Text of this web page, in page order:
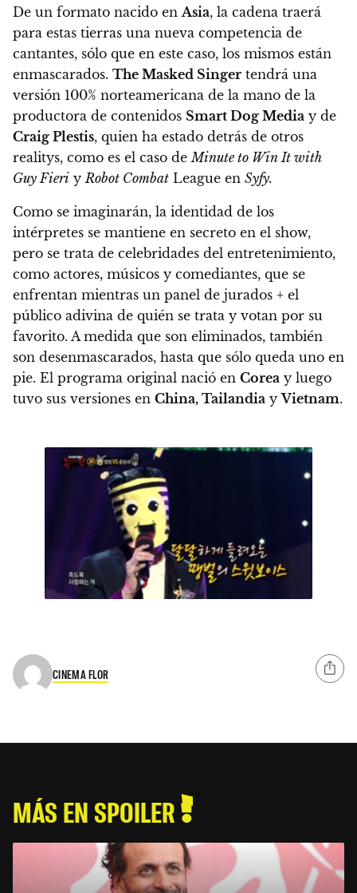
De un formato nacido enAsia, la cadena traerá
para estas tierras una nueva competencia de
cantantes, sólo que en este caso, los mismos están
enmascarados. The Masked Singer tendrá una
versión 100% norteamericana de la mano de la
productora de contenidos Smart Dog Media y de
Craig Plestis, quien ha estado detrás de otros
realitys, como es el caso deMinute to Win It with
Guy Fieri yRobot Combat League en Syfy.
Como se imaginarán, la identidad de los
intérpretes se mantiene en secreto en el show,
pero se trata de celebridades del entretenimiento,
como actores, músicos y comediantes, que se
enfrentan mientras un panel de jurados + el
público adivina de quién se trata y votan por su
favorito. A medida que son eliminados, también
son desenmascarados, hasta que sólo queda uno en
pie. El programa original nació en Corea y luego
tuvo sus versiones en China, Tailandia yVietnam.
CINEMA FLOR
MÁS EN SPOILER